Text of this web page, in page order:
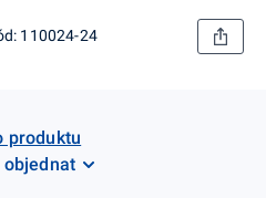
110024-24
produktu
objednat